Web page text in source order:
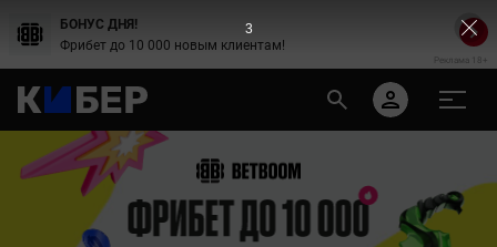
БОНУС ДНЯ!
Фрибет до 10 000 новым клиентам!
Реклама 18+
2